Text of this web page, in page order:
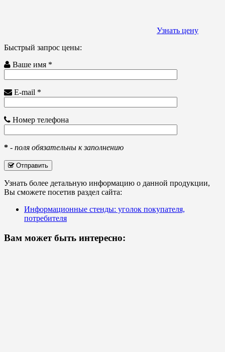
Узнать цену
Быстрый запрос цены:
Ваше имя *
E-mail *
Номер телефона
* - поля обязательны к заполнению
Отправить
Узнать более детальную информацию о данной продукции,
Вы сможете посетив раздел сайта:
Информационные стенды: уголок покупателя,
потребителя
Вам может быть интересно: